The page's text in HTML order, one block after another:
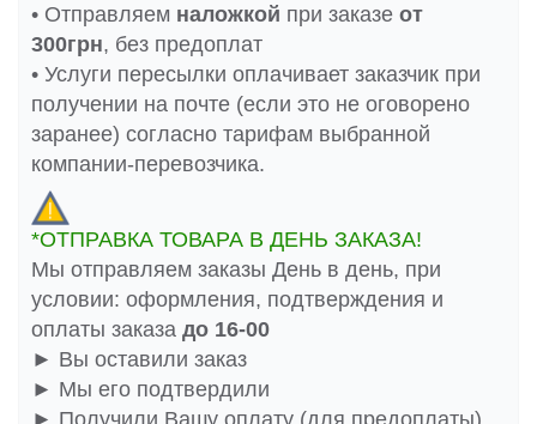
• Отправляем наложкой при заказе от
300грн, без предоплат
• Услуги пересылки оплачивает заказчик при
получении на почте (если это не оговорено
заранее) согласно тарифам выбранной
компании-перевозчика.
*ОТПРАВКА ТОВАРА В ДЕНЬ ЗАКАЗА!
Мы отправляем заказы День в день, при
условии: оформления, подтверждения и
оплаты заказа до 16-00
► Вы оставили заказ
► Мы его подтвердили